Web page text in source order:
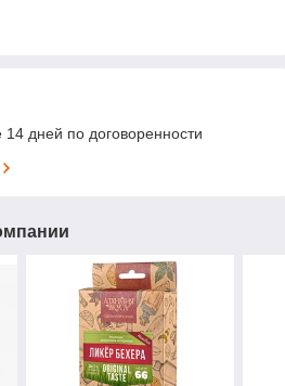
14 дней по договоренности